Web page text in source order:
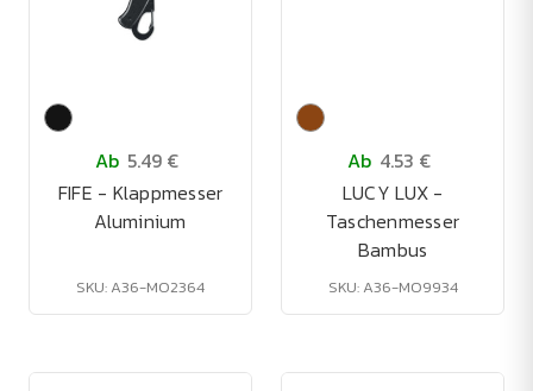
Ab 5.49 €
FIFE - Klappmesser
Aluminium
SKU: A36-MO2364
Ab 4.53 €
LUCY LUX -
Taschenmesser
Bambus
SKU: A36-MO9934